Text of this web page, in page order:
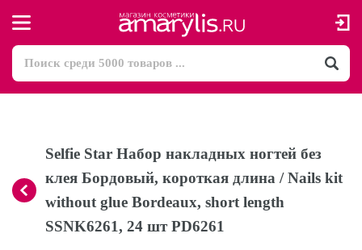
Selfie Star Набор накладных ногтей без
клея Бордовый, короткая длина / Nails kit
without glue Bordeaux, short length
SSNK6261, 24 шт PD6261